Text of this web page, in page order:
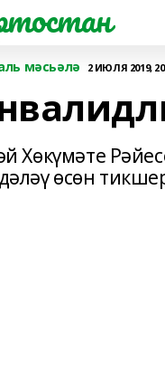
мәсьәлә 2 ИЮЛЯ 2019,
Хөкүмәте
өсөн